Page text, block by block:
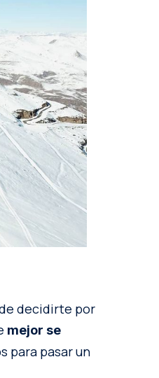
decidirte por
mejor se
para pasar un